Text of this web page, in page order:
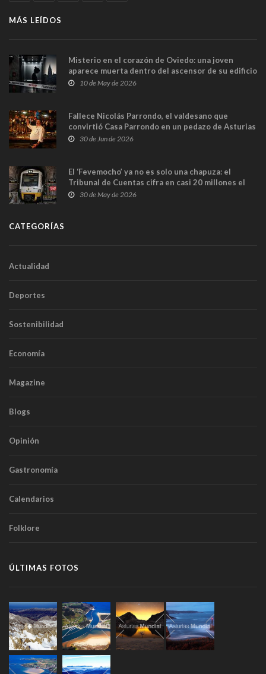
MÁS LEÍDOS
Misterio en el corazón de Oviedo: una joven
aparece muerta dentro del ascensor de su edificio
y las cámaras captan sus últimos minutos
10 de May de 2026
Fallece Nicolás Parrondo, el valdesano que
convirtió Casa Parrondo en un pedazo de Asturias
en Madrid
30 de Jun de 2026
El ‘Fevemocho’ ya no es solo una chapuza: el
Tribunal de Cuentas cifra en casi 20 millones el
sobrecoste de los trenes que no cabían por los
30 de May de 2026
CATEGORÍAS
Actualidad
Deportes
Sostenibilidad
Economía
Magazine
Blogs
Opinión
Gastronomía
Calendarios
Folklore
ÚLTIMAS FOTOS